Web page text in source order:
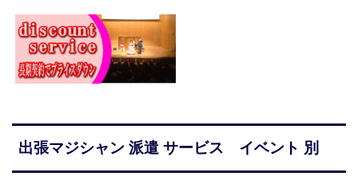
出張マジシャン 派遣 サービス イベント 別